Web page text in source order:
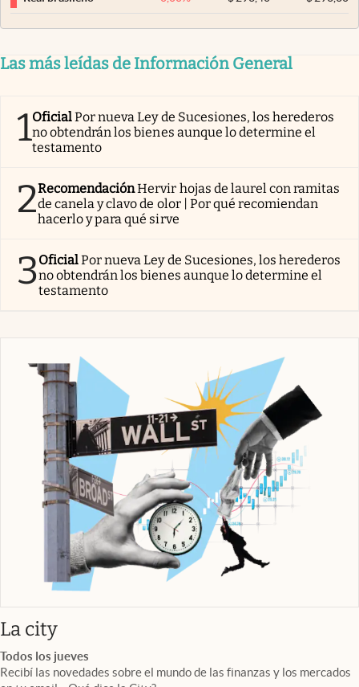
Las más leídas de Información General
1OficialPor nueva Ley de Sucesiones, los herederos
no obtendrán los bienes aunque lo determine el
testamento
2RecomendaciónHervir hojas de laurel con ramitas
de canela y clavo de olor | Por qué recomiendan
hacerlo y para qué sirve
3OficialPor nueva Ley de Sucesiones, los herederos
no obtendrán los bienes aunque lo determine el
testamento
La cityabre en nueva pestaña
Todos los jueves
Recibí las novedades sobre el mundo de las finanzas y los mercados